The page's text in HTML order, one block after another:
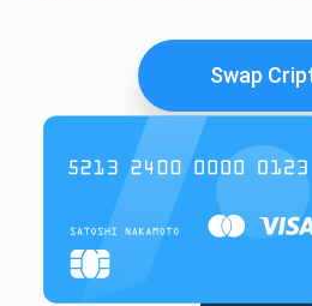
Swap